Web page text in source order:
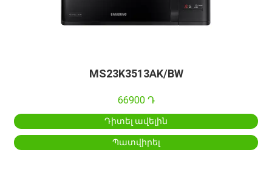
MS23K3513AK/BW
66900 Դ
Դիտել ավելին
Պատվիրել